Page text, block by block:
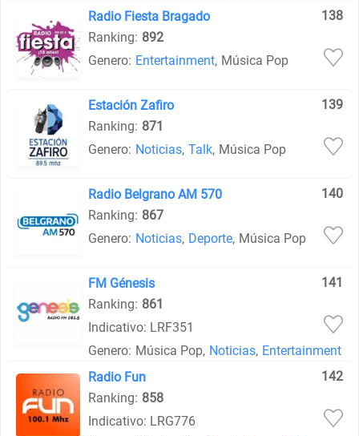
Radio Fiesta Bragado
138
Ranking: 892
Genero: Entertainment, Música Pop
Estación Zafiro
139
Ranking: 871
Genero: Noticias, Talk, Música Pop
Radio Belgrano AM 570
140
Ranking: 867
Genero: Noticias, Deporte, Música Pop
FM Génesis
141
Ranking: 861
Indicativo: LRF351
Genero: Música Pop, Noticias, Entertainment
Radio Fun
142
Ranking: 858
Indicativo: LRG776